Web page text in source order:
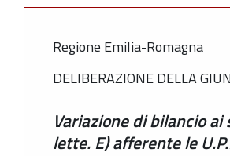
Regione Emilia-Romagna
DELIBERAZIONE DELLA
Variazione di bilancio
lette. E) afferente le